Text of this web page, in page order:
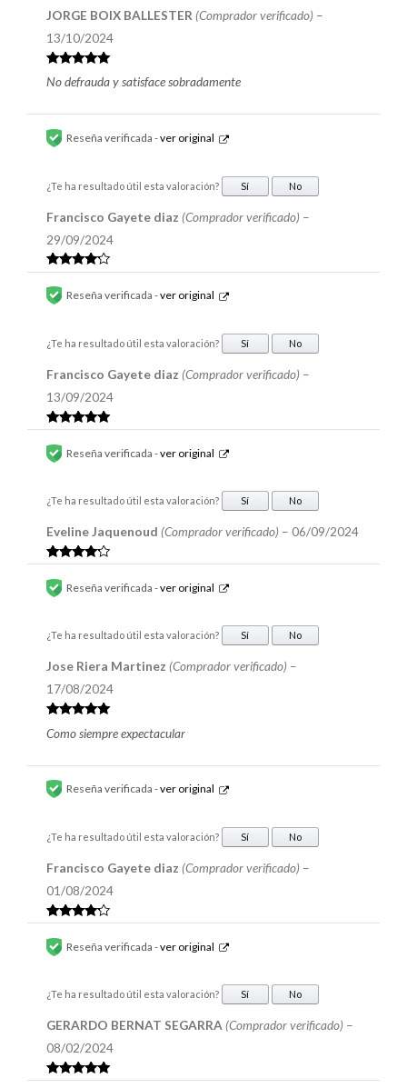
Valorado en
5de 5
JORGE BOIX BALLESTER (Comprador verificado) –
13/10/2024
No defrauda y satisface sobradamente
Valorado
en4
Francisco Gayete diaz (Comprador verificado) –
29/09/2024
Reseña verificada -ver original
¿Te ha resultado útil esta valoración? Sí No
5de 5
Francisco Gayete diaz (Comprador verificado) –
13/09/2024
Reseña verificada -ver original
¿Te ha resultado útil esta valoración? Sí No
en4
Eveline Jaquenoud (Comprador verificado) – 06/09/2024
Reseña verificada -ver original
¿Te ha resultado útil esta valoración? Sí No
Valorado en
5de 5
Jose Riera Martinez (Comprador verificado) –
17/08/2024
Reseña verificada -ver original
Como siempre expectacular
¿Te ha resultado útil esta valoración? Sí No
en4
Francisco Gayete diaz (Comprador verificado) –
01/08/2024
Reseña verificada -ver original
¿Te ha resultado útil esta valoración? Sí No
GERARDO BERNAT SEGARRA (Comprador verificado) –
08/02/2024
Reseña verificada -ver original
¿Te ha resultado útil esta valoración? Sí No